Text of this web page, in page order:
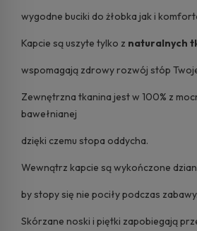
wygodne buciki do żłobka jak i
Kapcie są uszyte tylko z naturalnych
wspomagają zdrowy rozwój stóp
Zewnętrzna tkanina jest w 100% z
bawełnianej
dzięki czemu stopa oddycha.
Wewnątrz kapcie są wykończone
by stopy się nie pociły podczas zabawy.
Skórzane noski i piętki zapobiegają